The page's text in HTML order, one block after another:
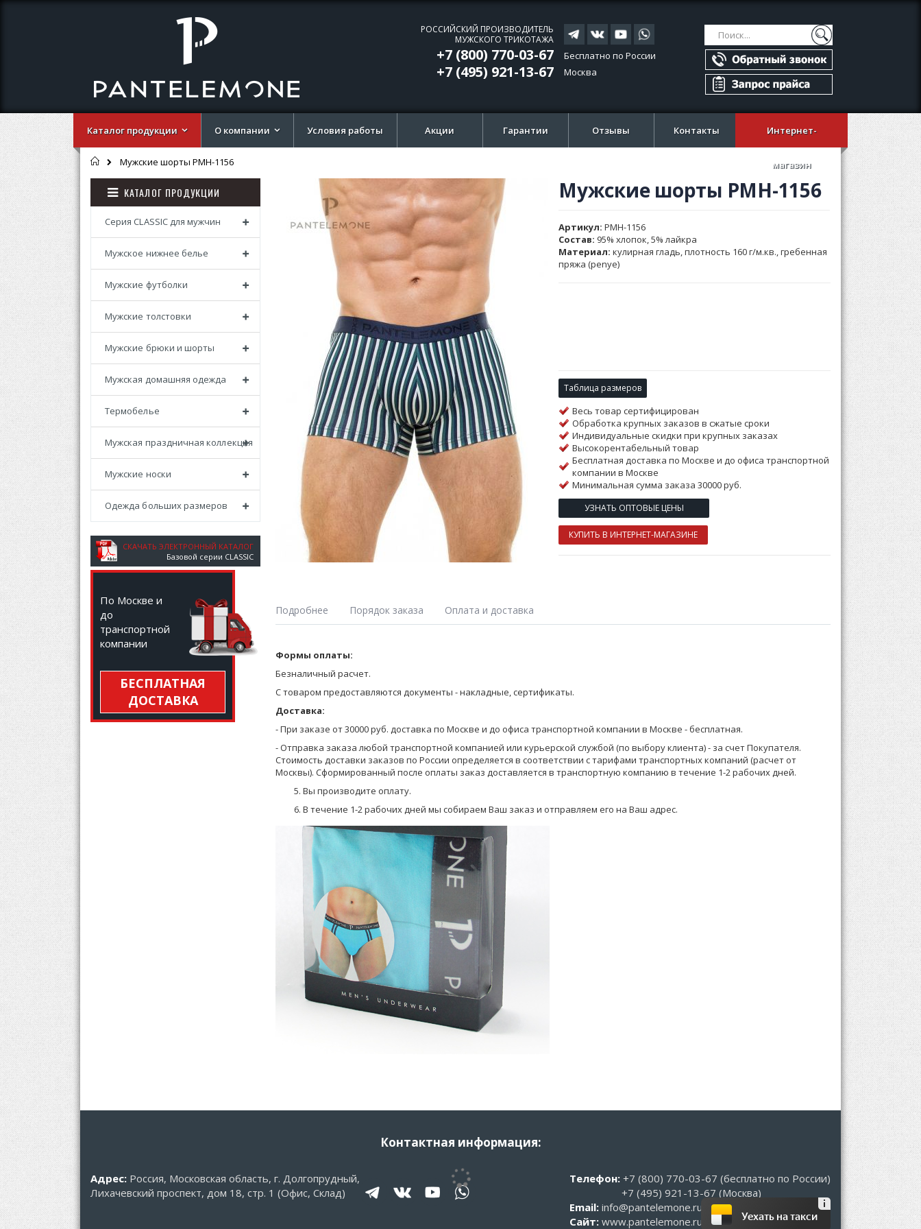
Поиск
Поиск
РОССИЙСКИЙ ПРОИЗВОДИТЕЛЬ
МУЖСКОГО ТРИКОТАЖА
+7 (800) 770-03-67
+7 (495) 921-13-67
Бесплатно по России
Москва
Каталог продукции О компании Условия работы Акции Гарантии Отзывы Контакты Интернет-
магазин
Главная
Мужские шорты PMH-1156
галереи
изображений
галереи
изображений
Мужские шорты PMH-1156
Артикул PMH-1156
Состав: 95% хлопок, 5% лайкра
Материал: кулирная гладь, плотность 160 г/м.кв., гребенная
пряжа (penye)
Таблица размеров
Весь товар сертифицирован
Обработка крупных заказов в сжатые сроки
Индивидуальные скидки при крупных заказах
Высокорентабельный товар
Бесплатная доставка по Москве и до офиса транспортной
компании в Москве
Минимальная сумма заказа 30000 руб.
УЗНАТЬ ОПТОВЫЕ ЦЕНЫ
КУПИТЬ В ИНТЕРНЕТ-МАГАЗИНЕ
Подробнее
Шорты облегающего силуэта, на удобной фирменной жаккардовой резинке, выполнены из набивного полотна.
Порядок заказа
Оставьте заявку на получение Прайса любым удобным для Вас способом:
на сайте;
позвоните по телефону 8-800-770-03-67 (бесплатно по России), 8(495) 921-13-67 (Москва) или 8 (916) 58-544-58;
Мы высылаем Вам бланки заказа с ценами на электронную почту.
Вы формируете заказ в бланках (в формате Эксель) и отправляете его менеджеру или формируете заказ по телефону.
Уточняем детали оплаты и доставки, мы предоставляем Вам скидку в зависимости от суммы заказа, Выставляем счет
на оплату.
Вы производите оплату.
В течение 1-2 рабочих дней мы собираем Ваш заказ и отправляем его на Ваш адрес.
Оплата и доставка
Формы оплаты:
Безналичный расчет.
С товаром предоставляются документы - накладные, сертификаты.
Доставка:
- При заказе от 30000 руб. доставка по Москве и до офиса транспортной компании в Москве -бесплатная.
- Отправка заказа любой транспортной компанией или курьерской службой (по выбору клиента) - за счет Покупателя.
Стоимость доставки заказов по России определяется в соответствии с тарифами транспортных компаний (расчет от
Москвы). Сформированный после оплаты заказ доставляется в транспортную компанию в течение 1-2 рабочих дней.
КАТАЛОГ ПРОДУКЦИИ
Серия CLASSIC для мужчин
Мужское нижнее белье
Мужские футболки
Мужские толстовки
Мужские брюки и шорты
Мужская домашняя одежда
Термобелье
Мужская праздничная коллекция
Мужские носки
Одежда больших размеров
СКАЧАТЬ ЭЛЕКТРОННЫЙ КАТАЛОГ
Базовой серии CLASSIC
По Москве и
до
транспортной
компании
БЕСПЛАТНАЯ
ДОСТАВКА
Контактная информация:
Адрес: Россия, Московская область, г. Долгопрудный,
Лихачевский проспект, дом 18, стр. 1 (Офис, Склад)
Телефон: +7 (800) 770-03-67 (бесплатно по России)
+7 (495) 921-13-67 (Москва)
Email: info@pantelemone.ru
Сайт: www.pantelemone.ru Уехать на такси